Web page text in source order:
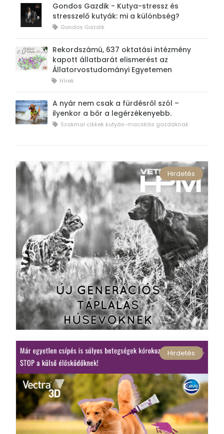
Gondos Gazdik - Kutya-stressz és
stresszelő kutyák: mi a különbség?
Gondos Gazdik
Rekordszámú, 637 oktatási intézmény
kapott állatbarát elismerést az
Állatorvostudományi Egyetemen
Hírek
A nyár nem csak a fürdésről szól –
ilyenkor a bőr a legérzékenyebb.
Szakmai cikkek kutyás-macskás gazdáknak
Hirdetés
Hirdetés